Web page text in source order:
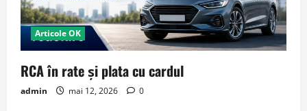
Articole OK
RCA în rate și plata cu cardul
admin mai 12, 2026 0